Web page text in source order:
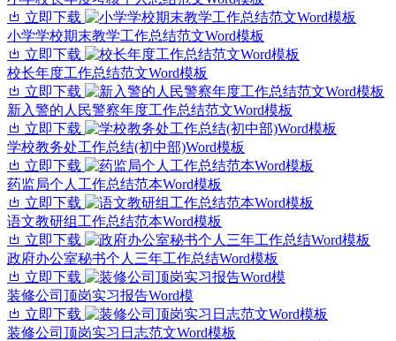
立即下载
小学学校期末教学工作总结范文Word模板
立即下载
校长年度工作总结范文Word模板
立即下载
新入警的人民警察年度工作总结范文Word模板
立即下载
学校教务处工作总结(初中部)Word模板
立即下载
药监局个人工作总结范本Word模板
立即下载
语文教研组工作总结范本Word模板
立即下载
政府办公室秘书个人三年工作总结Word模板
立即下载
装修公司顶岗实习报告Word模
立即下载
装修公司顶岗实习日志范文Word模板